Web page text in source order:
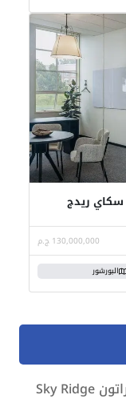
في مول سكاي ريدج
130,000,000 ج.م
البورشور
مول سكاي ريدج شيراتون Sky Ridge